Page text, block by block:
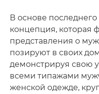
В основе
концепция, которая
представления о
позируют в своих
демонстрируя свою
всеми типажами
женской одежде,